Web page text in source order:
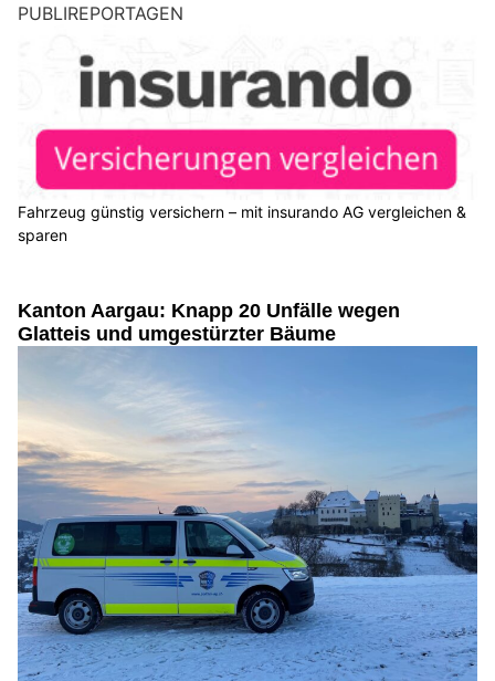
PUBLIREPORTAGEN
Fahrzeug günstig versichern – mit insurando AG vergleichen &
sparen
Kanton Aargau: Knapp 20 Unfälle wegen
Glatteis und umgestürzter Bäume